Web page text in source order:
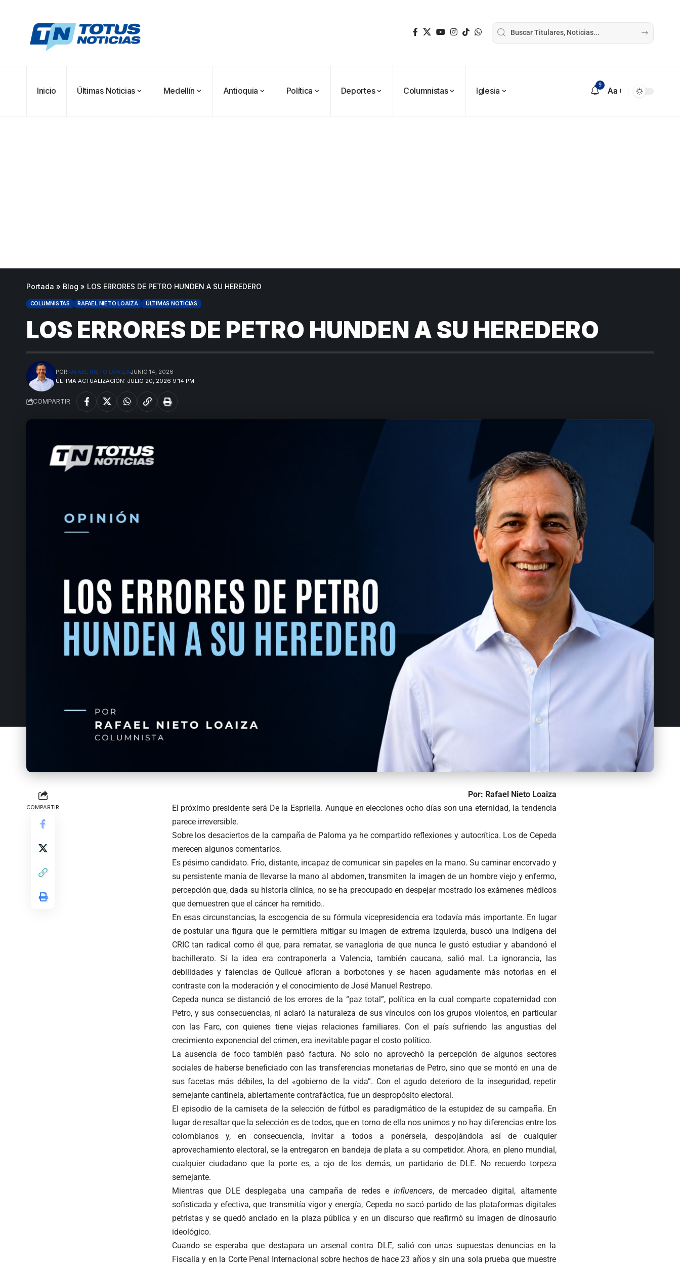
Inicio Últimas Noticias Medellín Antioquia Política Deportes Columnistas Iglesia
9
Aa
Portada » Blog » LOS ERRORES DE PETRO HUNDEN A SU HEREDERO
COLUMNISTAS RAFAEL NIETO LOAIZA ÚLTIMAS NOTICIAS
LOS ERRORES DE PETRO HUNDEN A SU HEREDERO
ÚLTIMA ACTUALIZACIÓN: JULIO 20, 2026 9:14 PM
PORRAFAEL NIETO LOAIZAJUNIO 14, 2026
COMPARTIR
COMPARTIR
Por: Rafael Nieto Loaiza
El próximo presidente será De la Espriella. Aunque en elecciones ocho días son una eternidad, la tendencia
parece irreversible.
Sobre los desaciertos de la campaña de Paloma ya he compartido reflexiones y autocrítica. Los de Cepeda
merecen algunos comentarios.
Es pésimo candidato. Frío, distante, incapaz de comunicar sin papeles en la mano. Su caminar encorvado y
su persistente manía de llevarse la mano al abdomen, transmiten la imagen de un hombre viejo y enfermo,
percepción que, dada su historia clínica, no se ha preocupado en despejar mostrado los exámenes médicos
que demuestren que el cáncer ha remitido..
En esas circunstancias, la escogencia de su fórmula vicepresidencia era todavía más importante. En lugar
de postular una figura que le permitiera mitigar su imagen de extrema izquierda, buscó una indígena del
CRIC tan radical como él que, para rematar, se vanagloria de que nunca le gustó estudiar y abandonó el
bachillerato. Si la idea era contraponerla a Valencia, también caucana, salió mal. La ignorancia, las
debilidades y falencias de Quilcué afloran a borbotones y se hacen agudamente más notorias en el
contraste con la moderación y el conocimiento de José Manuel Restrepo.
Cepeda nunca se distanció de los errores de la “paz total”, política en la cual comparte copaternidad con
Petro, y sus consecuencias, ni aclaró la naturaleza de sus vínculos con los grupos violentos, en particular
con las Farc, con quienes tiene viejas relaciones familiares. Con el país sufriendo las angustias del
crecimiento exponencial del crimen, era inevitable pagar el costo político.
La ausencia de foco también pasó factura. No solo no aprovechó la percepción de algunos sectores
sociales de haberse beneficiado con las transferencias monetarias de Petro, sino que se montó en una de
sus facetas más débiles, la del «gobierno de la vida”. Con el agudo deterioro de la inseguridad, repetir
semejante cantinela, abiertamente contrafáctica, fue un despropósito electoral.
El episodio de la camiseta de la selección de fútbol es paradigmático de la estupidez de su campaña. En
lugar de resaltar que la selección es de todos, que en torno de ella nos unimos y no hay diferencias entre los
colombianos y, en consecuencia, invitar a todos a ponérsela, despojándola así de cualquier
aprovechamiento electoral, se la entregaron en bandeja de plata a su competidor. Ahora, en pleno mundial,
cualquier ciudadano que la porte es, a ojo de los demás, un partidario de DLE. No recuerdo torpeza
semejante.
Mientras que DLE desplegaba una campaña de redes e influencers, de mercadeo digital, altamente
sofisticada y efectiva, que transmitía vigor y energía, Cepeda no sacó partido de las plataformas digitales
petristas y se quedó anclado en la plaza pública y en un discurso que reafirmó su imagen de dinosaurio
ideológico.
Cuando se esperaba que destapara un arsenal contra DLE, salió con unas supuestas denuncias en la
Fiscalía y en la Corte Penal Internacional sobre hechos de hace 23 años y sin una sola prueba que muestre